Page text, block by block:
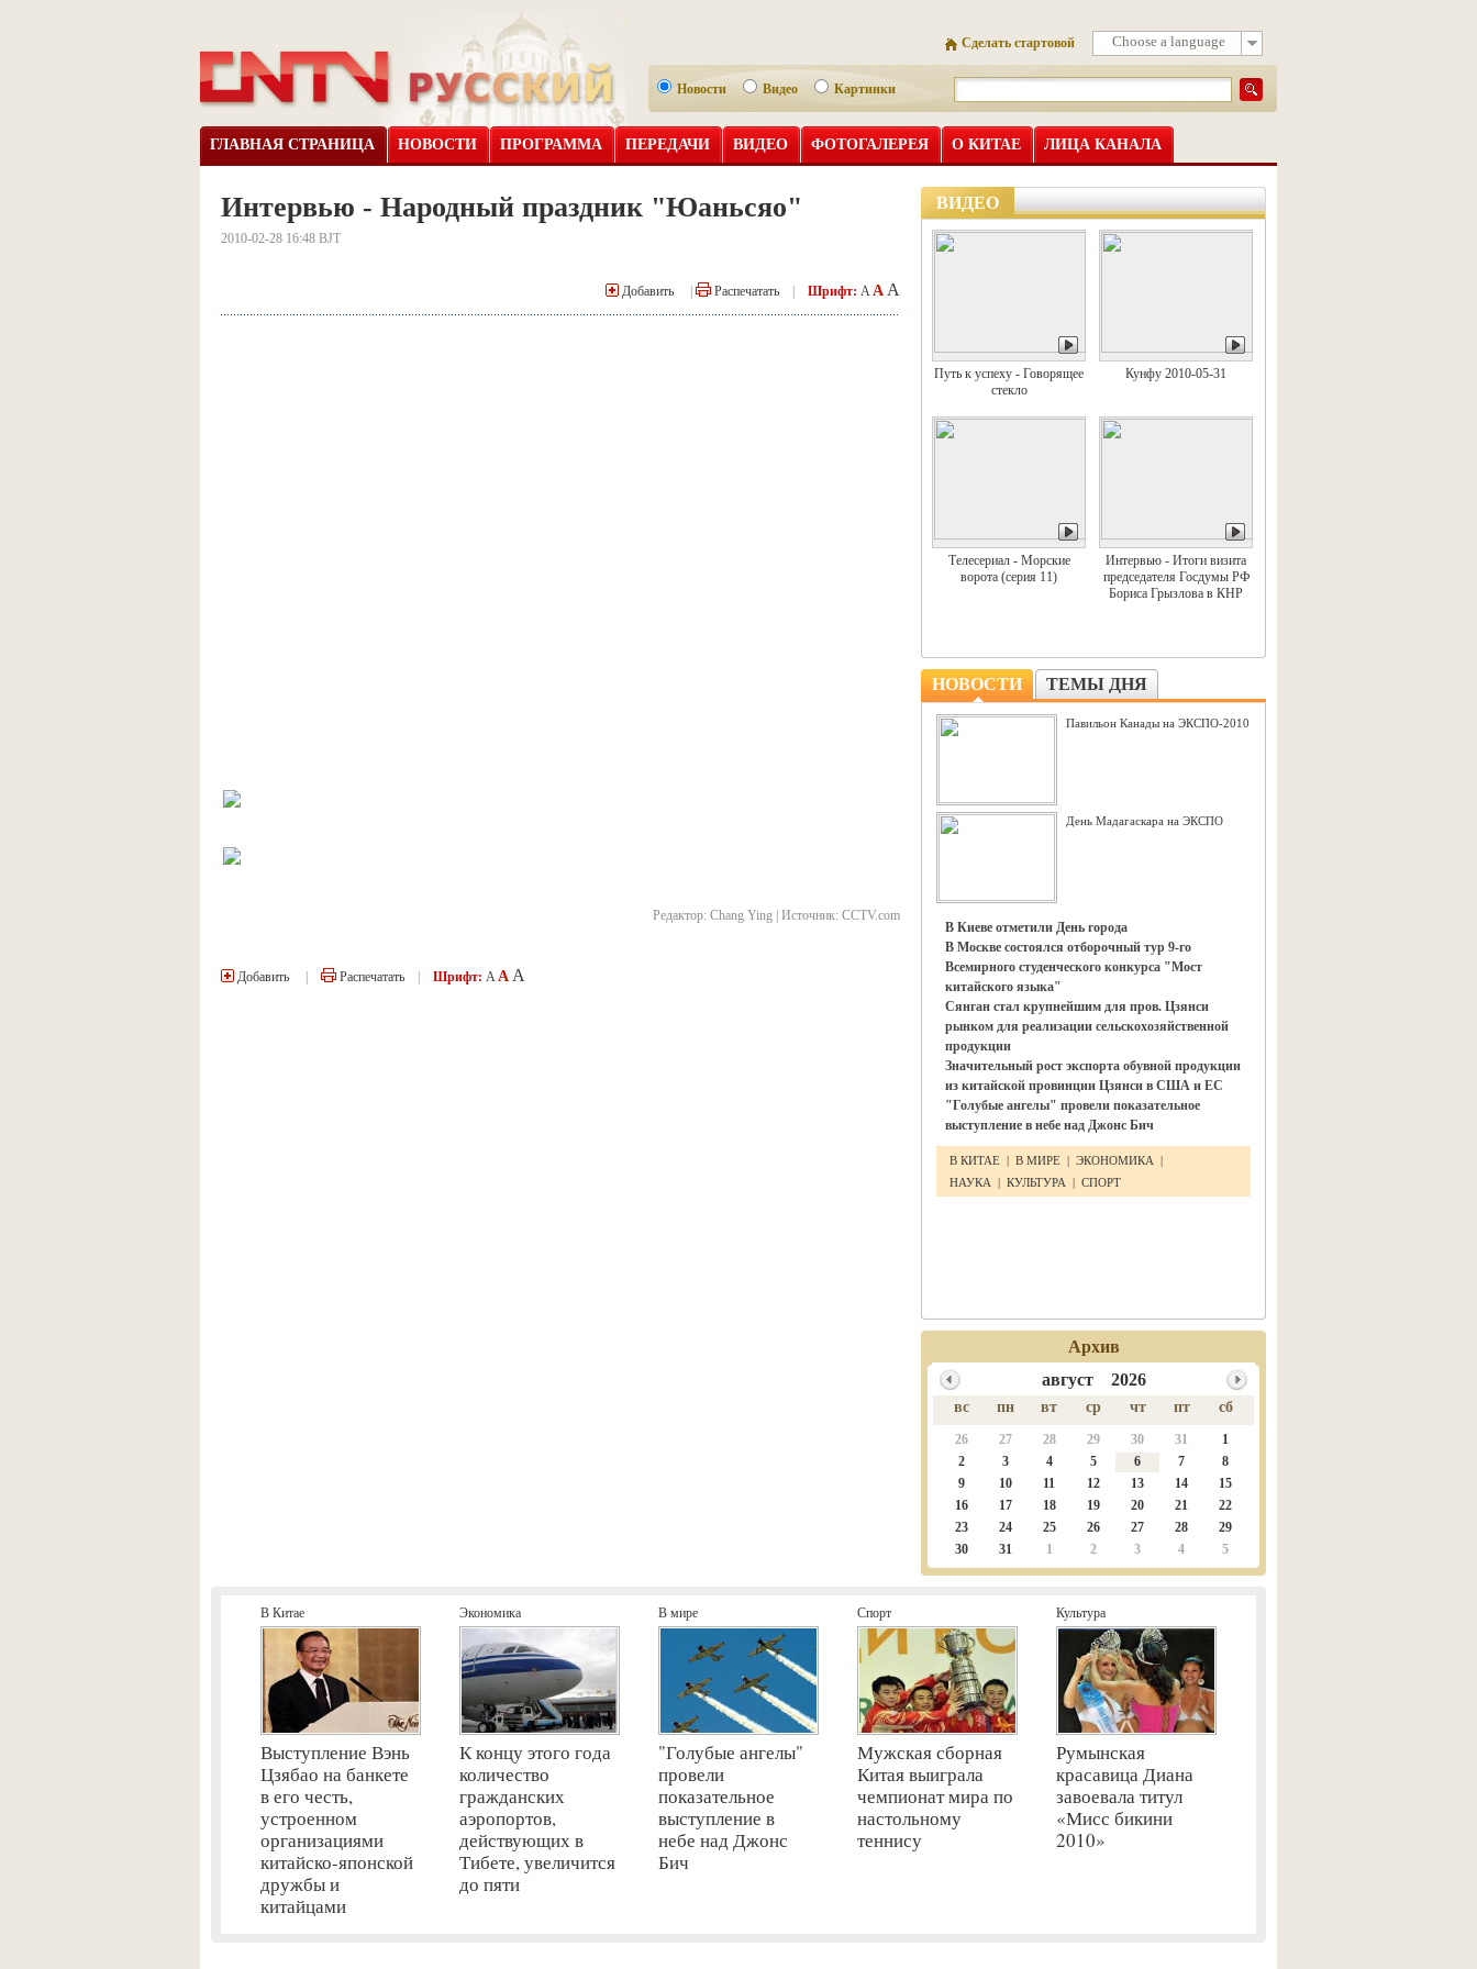
Choose a language
Сделать стартовой
Новости Видео Картинки
ГЛАВНАЯ СТРАНИЦА НОВОСТИ ПРОГРАММА ПЕРЕДАЧИ ВИДЕО ФОТОГАЛЕРЕЯ О КИТАЕ ЛИЦА КАНАЛА
Интервью - Народный праздник "Юаньсяо"
2010-02-28 16:48 BJT
Добавить Распечатать Шрифт: A A A
Редактор: Chang Ying | Источник: CCTV.com
Добавить Распечатать Шрифт: A A A
ВИДЕО
Путь к успеху - Говорящее
стекло
Кунфу 2010-05-31
Телесериал - Морские
ворота (серия 11)
Интервью - Итоги визита
председателя Госдумы РФ
Бориса Грызлова в КНР
НОВОСТИ ТЕМЫ ДНЯ
Павильон Канады на ЭКСПО-2010
День Мадагаскара на ЭКСПО
В Киеве отметили День города
В Москве состоялся отборочный тур 9-го
Всемирного студенческого конкурса "Мост
китайского языка"
Сянган стал крупнейшим для пров. Цзянси
рынком для реализации сельскохозяйственной
продукции
Значительный рост экспорта обувной продукции
из китайской провинции Цзянси в США и ЕС
"Голубые ангелы" провели показательное
выступление в небе над Джонс Бич
В КИТАЕ | В МИРЕ | ЭКОНОМИКА |
НАУКА | КУЛЬТУРА | СПОРТ
Архив
август 2026
вс пн вт ср чт пт сб
26 27 28 29 30 31
1
2
3 4 5 6 7
8
9
10 11 12 13 14
15
16
17 18 19 20 21
22
23
24 25 26 27 28
29
30
31 1 2 3 4 5
В Китае
Выступление Вэнь
Цзябао на банкете
в его честь,
устроенном
организациями
китайско-японской
дружбы и
китайцами
Экономика
К концу этого года
количество
гражданских
аэропортов,
действующих в
Тибете, увеличится
до пяти
В мире
"Голубые ангелы"
провели
показательное
выступление в
небе над Джонс
Бич
Спорт
Мужская сборная
Китая выиграла
чемпионат мира по
настольному
теннису
Культура
Румынская
красавица Диана
завоевала титул
«Мисс бикини
2010»